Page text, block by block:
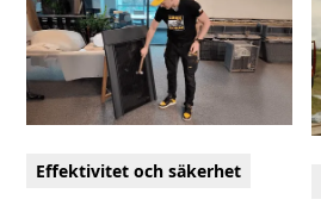
Effektivitet och säkerhet